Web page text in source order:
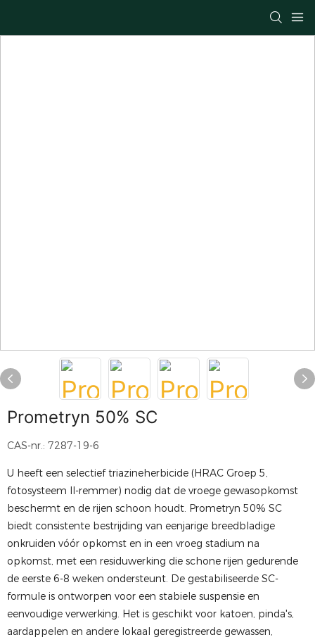
Prometryn 50% SC
CAS-nr.: 7287-19-6
U heeft een selectief triazineherbicide (HRAC Groep 5,
fotosysteem II-remmer) nodig dat de vroege gewasopkomst
beschermt en de rijen schoon houdt. Prometryn 50% SC
biedt consistente bestrijding van eenjarige breedbladige
onkruiden vóór opkomst en in een vroeg stadium na
opkomst, met een residuwerking die schone rijen gedurende
de eerste 6-8 weken ondersteunt. De gestabiliseerde SC-
formule is ontworpen voor een stabiele suspensie en
eenvoudige verwerking. Het is geschikt voor katoen, pinda's,
aardappelen en andere lokaal geregistreerde gewassen,